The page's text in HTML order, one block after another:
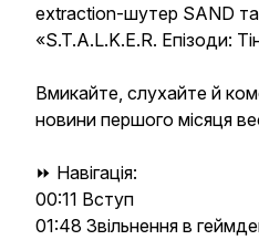
extraction-шутер SAND
«S.T.A.L.K.E.R. Епізоди:
Вмикайте, слухайте й
новини першого місяця
⏩ Навігація:
00:11 Вступ
01:48 Звільнення в